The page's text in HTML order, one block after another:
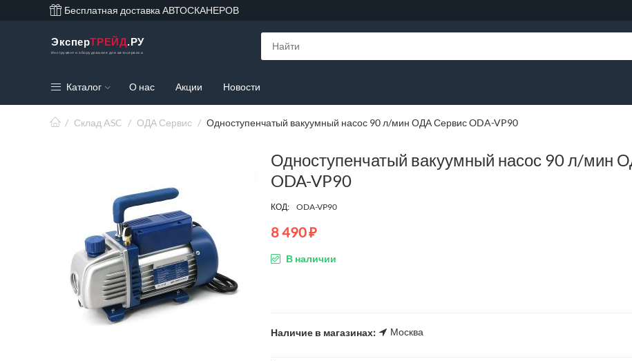
Бесплатная доставка АВТОСКАНЕРОВ
ЭксперТРЕЙД.РУ
Инструмент и оборудование для автосервиса
Каталог О нас Акции Новости
/ Склад ASC / ОДА Сервис / Одноступенчатый вакуумный насос 90 л/мин ОДА Сервис ODA-VP90
Одноступенчатый вакуумный насос 90 л/мин
ODA-VP90
КОД: ODA-VP90
8 490₽
В наличии
Наличие в магазинах: Москва